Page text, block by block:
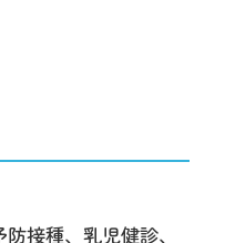
接種、乳児健診、